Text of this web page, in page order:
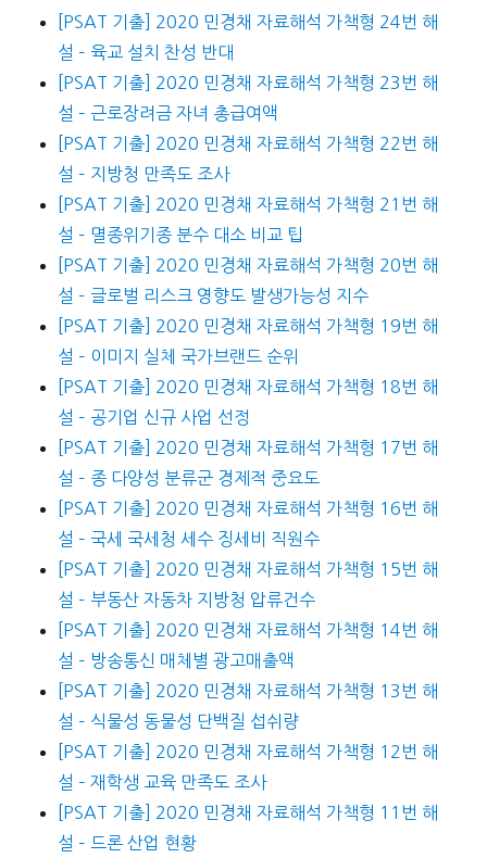
[PSAT 기출] 2020 민경채 자료해석 가책형 24번 해
설 – 육교 설치 찬성 반대
[PSAT 기출] 2020 민경채 자료해석 가책형 23번 해
설 – 근로장려금 자녀 총급여액
[PSAT 기출] 2020 민경채 자료해석 가책형 22번 해
설 – 지방청 만족도 조사
[PSAT 기출] 2020 민경채 자료해석 가책형 21번 해
설 – 멸종위기종 분수 대소 비교 팁
[PSAT 기출] 2020 민경채 자료해석 가책형 20번 해
설 – 글로벌 리스크 영향도 발생가능성 지수
[PSAT 기출] 2020 민경채 자료해석 가책형 19번 해
설 – 이미지 실체 국가브랜드 순위
[PSAT 기출] 2020 민경채 자료해석 가책형 18번 해
설 – 공기업 신규 사업 선정
[PSAT 기출] 2020 민경채 자료해석 가책형 17번 해
설 – 종 다양성 분류군 경제적 중요도
[PSAT 기출] 2020 민경채 자료해석 가책형 16번 해
설 – 국세 국세청 세수 징세비 직원수
[PSAT 기출] 2020 민경채 자료해석 가책형 15번 해
설 – 부동산 자동차 지방청 압류건수
[PSAT 기출] 2020 민경채 자료해석 가책형 14번 해
설 – 방송통신 매체별 광고매출액
[PSAT 기출] 2020 민경채 자료해석 가책형 13번 해
설 – 식물성 동물성 단백질 섭쉬량
[PSAT 기출] 2020 민경채 자료해석 가책형 12번 해
설 – 재학생 교육 만족도 조사
[PSAT 기출] 2020 민경채 자료해석 가책형 11번 해
설 – 드론 산업 현황